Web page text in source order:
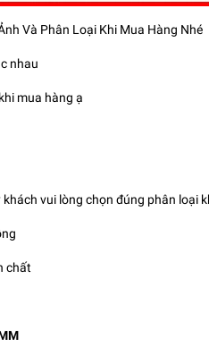
Và Phân Loại Khi Mua Hàng Nhé
nhau
mua hàng ạ
vui lòng chọn đúng phân loại
chất